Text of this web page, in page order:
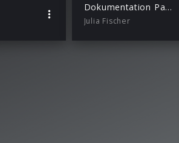
Dokumentation Paganini 24 Caprices
Julia Fischer